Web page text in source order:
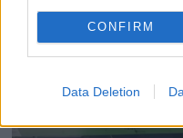
CONFIRM
Data Deletion